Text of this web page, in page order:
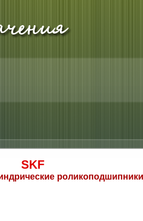
SKF
роликоподшипники